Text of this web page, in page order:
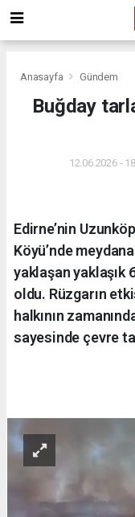
Anasayfa Gündem
Buğday
12.06.2026 -
Edirne’nin
Köyü’nde
yaklaşan yaklaşık
oldu. Rüzgarın
halkının
sayesinde çevre